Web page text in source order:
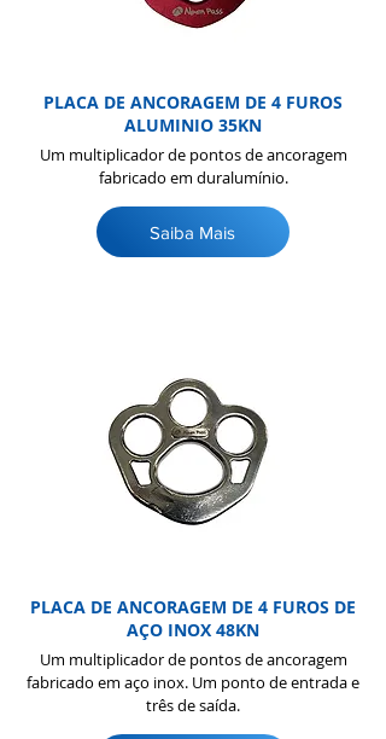
PLACA DE ANCORAGEM DE 4 FUROS
ALUMINIO 35KN
Um multiplicador de pontos de ancoragem
fabricado em duralumínio.
Saiba Mais
PLACA DE ANCORAGEM DE 4 FUROS DE
AÇO INOX 48KN
Um multiplicador de pontos de ancoragem
fabricado em aço inox. Um ponto de entrada e
três de saída.